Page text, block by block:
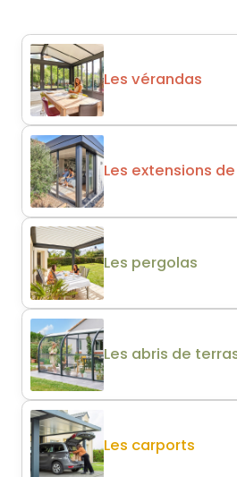
Les vérandas
Les extensions
Les pergolas
Les abris de
Les carports